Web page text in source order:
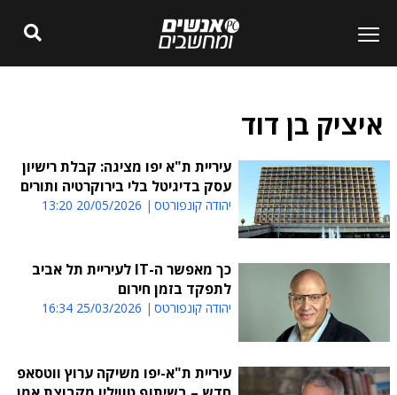
איציק בן דוד
עיריית ת"א יפו מציגה: קבלת רישיון
עסק בדיגיטל בלי בירוקרטיה ותורים
יהודה קונפורטס 20/05/2026 13:20
כך מאפשר ה-IT לעיריית תל אביב
לתפקד בזמן חירום
יהודה קונפורטס 25/03/2026 16:34
עיריית ת"א-יפו משיקה ערוץ ווטסאפ